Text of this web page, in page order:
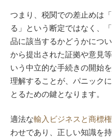
つまり、税関での差止めは
る」という断定ではなく、
品に該当するかどうかにつ
から提出された証拠や意見
いう中立的な手続きの開始
理解することが、パニック
とるための鍵となります。
適法な輸入ビジネスと商標
わせであり、正しい知識を